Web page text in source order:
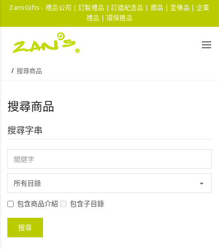
ZansGifts - 禮品公司 | 訂製禮品 | 訂造紀念品 | 贈品 | 宣傳品 | 企業
禮品 | 環保禮品
搜尋商品
搜尋商品
搜尋字串
包含商品介紹 包含子目錄